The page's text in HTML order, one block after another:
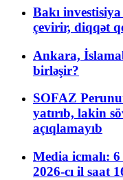
Bakı
çevirir, diqqət
Ankara,
birləşir?
SOFAZ
yatırıb, lakin
açıqlamayıb
Media icmalı:
2026-cı il saat